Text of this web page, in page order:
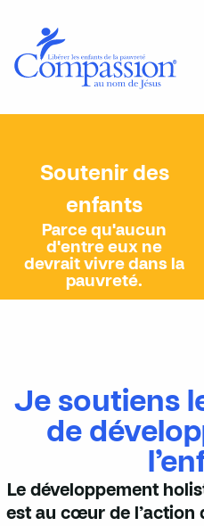
Soutenir des
enfants
Parce qu'aucun
d'entre eux ne
devrait vivre dans la
pauvreté.
Je soutiens
de
Le développement
est au cœur de l’action